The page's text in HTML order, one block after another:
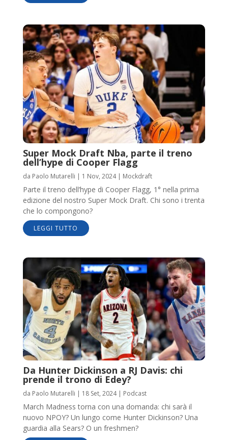
Super Mock Draft Nba, parte il treno
dell’hype di Cooper Flagg
da Paolo Mutarelli | 1 Nov, 2024| Mockdraft
Parte il treno dell’hype di Cooper Flagg, 1° nella prima
edizione del nostro Super Mock Draft. Chi sono i trenta
che lo compongono?
LEGGI TUTTO
Da Hunter Dickinson a RJ Davis: chi
prende il trono di Edey?
da Paolo Mutarelli | 18 Set, 2024| Podcast
March Madness torna con una domanda: chi sarà il
nuovo NPOY? Un lungo come Hunter Dickinson? Una
guardia alla Sears? O un freshmen?